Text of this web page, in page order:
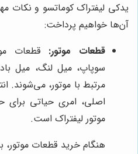
یدکی لیفتراک کوماتسو و نکات
آن‌ها خواهیم پرداخت:
قطعات موتور: قطعات
سوپاپ، میل لنگ، میل
مرتبط با موتور، می‌شوند.
اصلی، امری حیاتی برای
موتور لیفتراک است.
هنگام خرید قطعات